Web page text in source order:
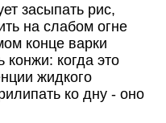
засыпать рис,
на слабом огне
конце варки
когда это
жидкого
ко дну - оно